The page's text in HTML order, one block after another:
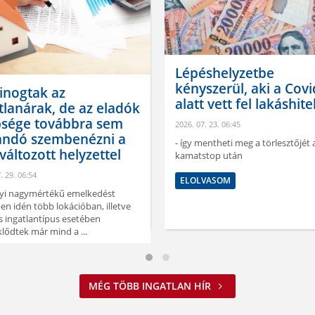
az
de az eladók
továbbra sem
szembenézni a
helyzettel
29. 06:54
nagymértékű emelkedést
idén több lokációban, illetve
ingatlantípus esetében
már mind a ...
Lépéshelyzetbe
kényszerül, aki a
alatt vett fel
2026. 07. 23. 06:45
- így mentheti meg a törlesztőjét
kamatstop után
ELOLVASOM
MÉG TÖBB INGATLAN HÍR